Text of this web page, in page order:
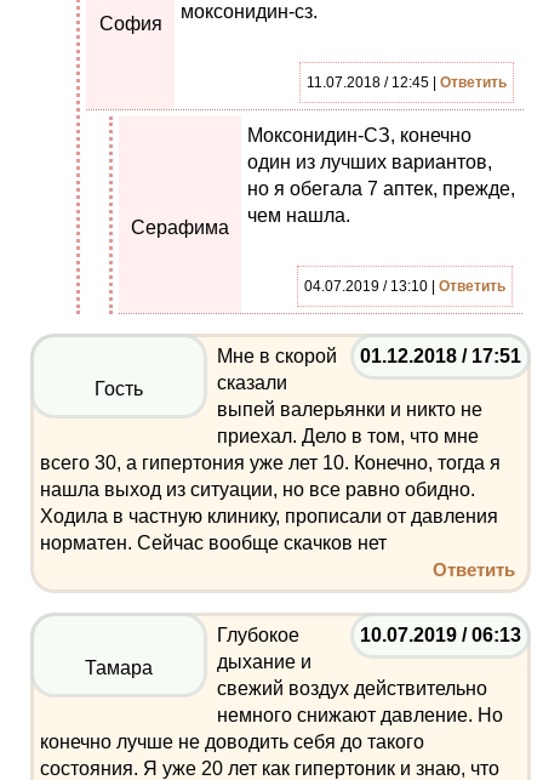
София
моксонидин-сз.
11.07.2018 / 12:45 | Ответить
Серафима
Моксонидин-СЗ, конечно
один из лучших вариантов,
но я обегала 7 аптек, прежде,
чем нашла.
04.07.2019 / 13:10 |Ответить
01.12.2018 / 17:51
Гость
Мне в скорой
сказали
выпей валерьянки и никто не
приехал. Дело в том, что мне
всего 30, а гипертония уже лет 10. Конечно, тогда я
нашла выход из ситуации, но все равно обидно.
Ходила в частную клинику, прописали от давления
норматен. Сейчас вообще скачков нет
Ответить
10.07.2019 / 06:13
Тамара
Глубокое
дыхание и
свежий воздух действительно
немного снижают давление. Но
конечно лучше не доводить себя до такого
состояния. Я уже 20 лет как гипертоник и знаю, что